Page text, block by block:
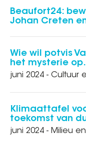
Beaufort24:
Johan Creten
Wie wil potvis
het mysterie
juni 2024 - Cultuur
Klimaattafel
toekomst van
juni 2024 - Milieu